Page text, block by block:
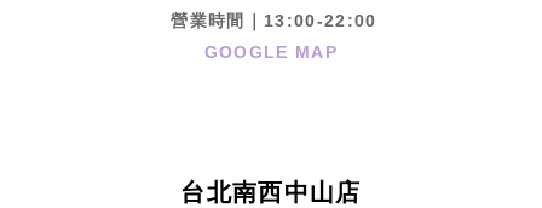
營業時間｜13:00-22:00
GOOGLE MAP
台北南西中山店